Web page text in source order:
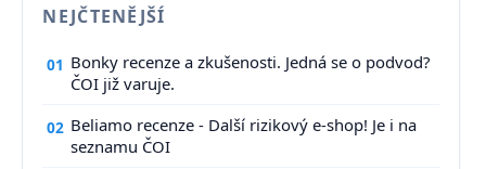
NEJČTENĚJŠÍ
01 Bonky recenze a zkušenosti. Jedná se o podvod?
ČOI již varuje.
02 Beliamo recenze - Další rizikový e-shop! Je i na
seznamu ČOI